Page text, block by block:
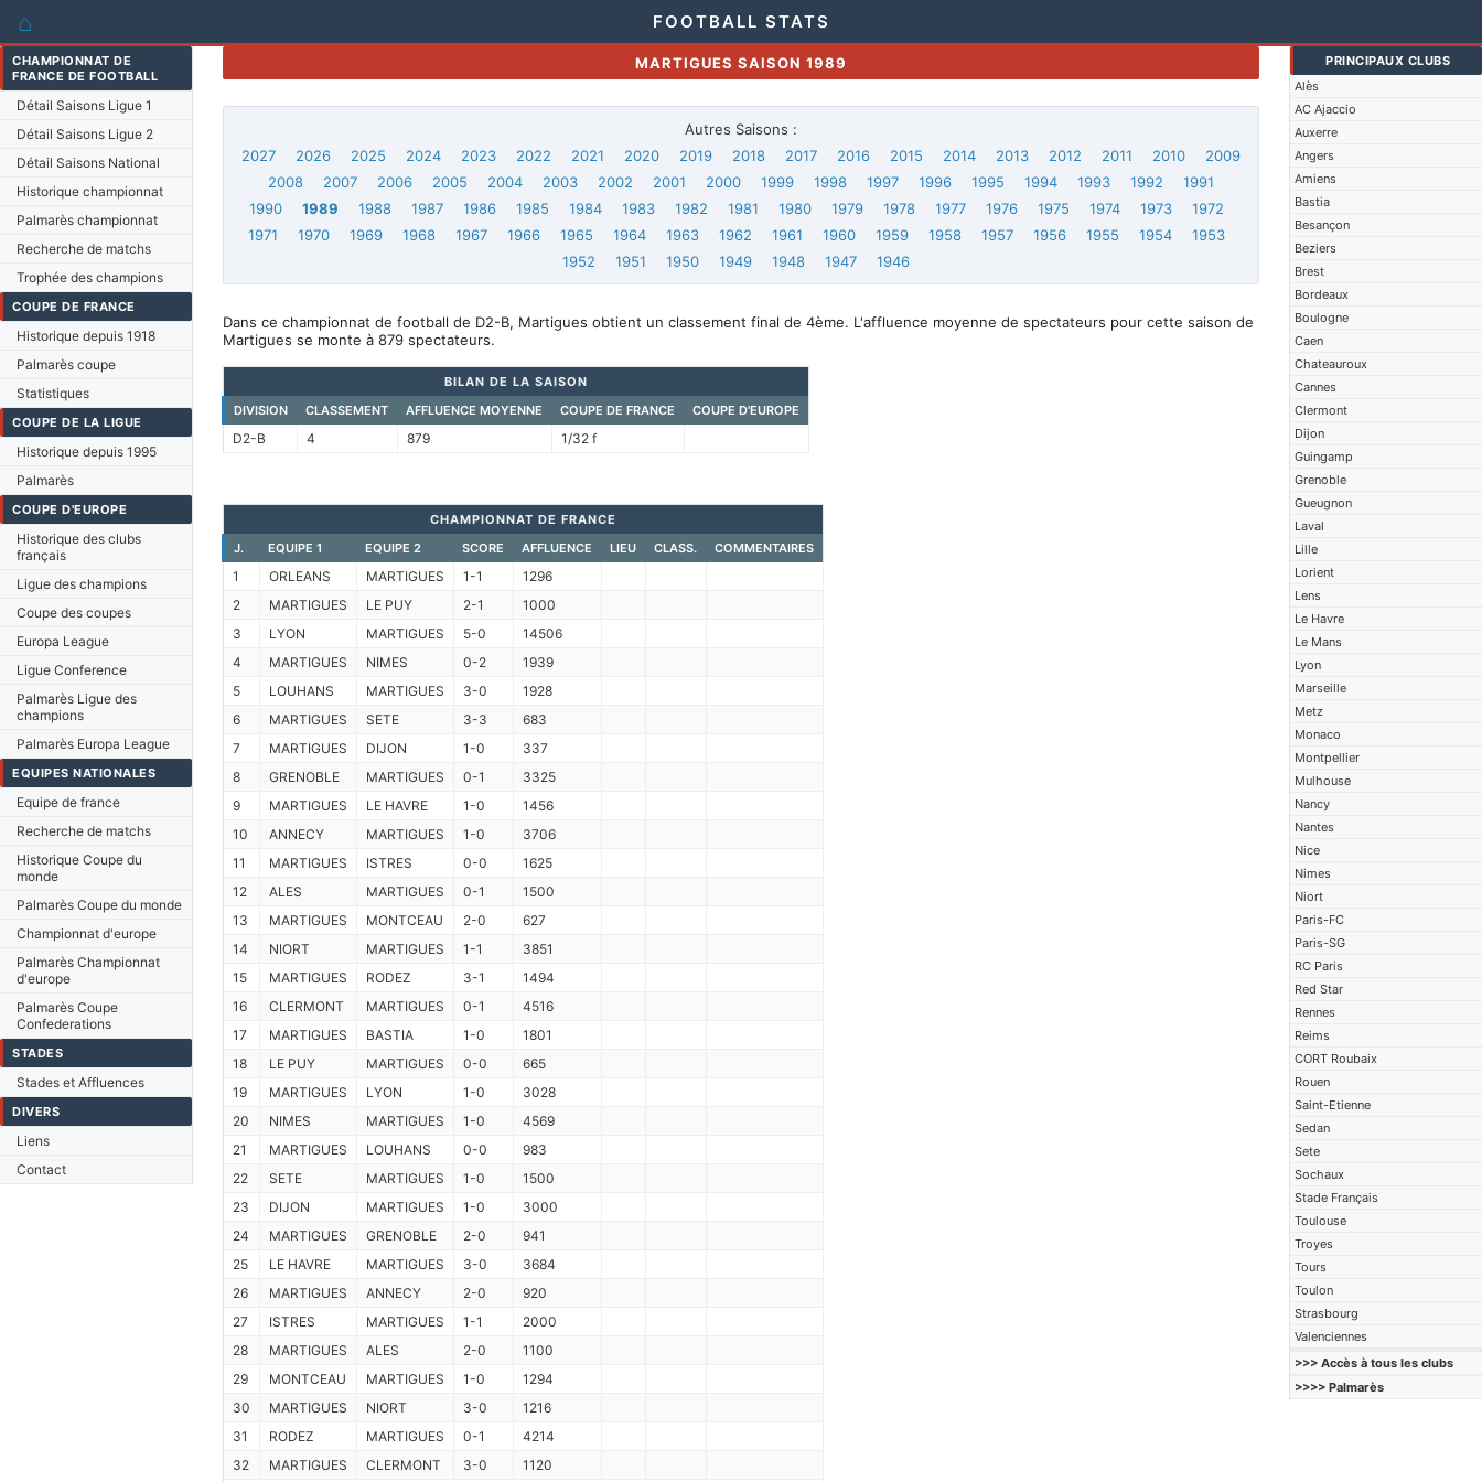
⌂ FOOTBALL STATS
CHAMPIONNAT DE
FRANCE DE FOOTBALL
Détail Saisons Ligue 1
Détail Saisons Ligue 2
Détail Saisons National
Historique championnat
Palmarès championnat
Recherche de matchs
Trophée des champions
COUPE DE FRANCE
Historique depuis 1918
Palmarès coupe
Statistiques
COUPE DE LA LIGUE
Historique depuis 1995
Palmarès
COUPE D'EUROPE
Historique des clubs
français
Ligue des champions
Coupe des coupes
Europa League
Ligue Conference
Palmarès Ligue des
champions
Palmarès Europa League
EQUIPES NATIONALES
Equipe de france
Recherche de matchs
Historique Coupe du
monde
Palmarès Coupe du monde
Championnat d'europe
Palmarès Championnat
d'europe
Palmarès Coupe
Confederations
STADES
Stades et Affluences
DIVERS
Liens
Contact
PRINCIPAUX CLUBS
Alès
AC Ajaccio
Auxerre
Angers
Amiens
Bastia
Besançon
Beziers
Brest
Bordeaux
Boulogne
Caen
Chateauroux
Cannes
Clermont
Dijon
Guingamp
Grenoble
Gueugnon
Laval
Lille
Lorient
Lens
Le Havre
Le Mans
Lyon
Marseille
Metz
Monaco
Montpellier
Mulhouse
Nancy
Nantes
Nice
Nimes
Niort
Paris-FC
Paris-SG
RC Paris
Red Star
Rennes
Reims
CORT Roubaix
Rouen
Saint-Etienne
Sedan
Sete
Sochaux
Stade Français
Toulouse
Troyes
Tours
Toulon
Strasbourg
Valenciennes
>>> Accès à tous les clubs
>>>> Palmarès
MARTIGUES SAISON 1989
Autres Saisons :
2027
2026 2025 2024 2023 2022 2021 2020 2019 2018 2017 2016 2015 2014 2013 2012 2011 2010
2009
2008
2007 2006 2005 2004 2003 2002 2001 2000 1999 1998 1997 1996 1995 1994 1993 1992
1991
1990
1989 1988 1987 1986 1985 1984 1983 1982 1981 1980 1979 1978 1977 1976 1975 1974 1973
1972
1971
1970 1969 1968 1967 1966 1965 1964 1963 1962 1961 1960 1959 1958 1957 1956 1955 1954
1953
1952
1951 1950 1949 1948 1947 1946
Dans ce championnat de football de D2-B, Martigues obtient un classement final de 4ème. L'affluence moyenne de spectateurs pour cette saison de
Martigues se monte à 879 spectateurs.
BILAN DE LA SAISON
DIVISION
CLASSEMENT AFFLUENCE MOYENNE COUPE DE FRANCE COUPE D'EUROPE
D2-B 4 879 1/32 f
CHAMPIONNAT DE FRANCE
J.
EQUIPE 1 EQUIPE 2 SCORE AFFLUENCE LIEU CLASS. COMMENTAIRES
1 ORLEANS MARTIGUES 1-1
1296
2
MARTIGUES LE PUY 2-1
1000
3
LYON MARTIGUES 5-0
14506
4
MARTIGUES NIMES 0-2
1939
5
LOUHANS MARTIGUES 3-0
1928
6
MARTIGUES SETE 3-3
683
7
MARTIGUES DIJON 1-0
337
8
GRENOBLE MARTIGUES 0-1
3325
9
MARTIGUES LE HAVRE 1-0
1456
10
ANNECY MARTIGUES 1-0
3706
11
MARTIGUES ISTRES 0-0
1625
12
ALES MARTIGUES 0-1
1500
13
MARTIGUES MONTCEAU 2-0
627
14
NIORT MARTIGUES 1-1
3851
15
MARTIGUES RODEZ 3-1
1494
16
CLERMONT MARTIGUES 0-1
4516
17
MARTIGUES BASTIA 1-0
1801
18
LE PUY MARTIGUES 0-0
665
19
MARTIGUES LYON 1-0
3028
20
NIMES MARTIGUES 1-0
4569
21
MARTIGUES LOUHANS 0-0
983
22
SETE MARTIGUES 1-0
1500
23
DIJON MARTIGUES 1-0
3000
24
MARTIGUES GRENOBLE 2-0
941
25
LE HAVRE MARTIGUES 3-0
3684
26
MARTIGUES ANNECY 2-0
920
27
ISTRES MARTIGUES 1-1
2000
28
MARTIGUES ALES 2-0
1100
29
MONTCEAU MARTIGUES 1-0
1294
30
MARTIGUES NIORT 3-0
1216
31
RODEZ MARTIGUES 0-1
4214
32
MARTIGUES CLERMONT 3-0 1120